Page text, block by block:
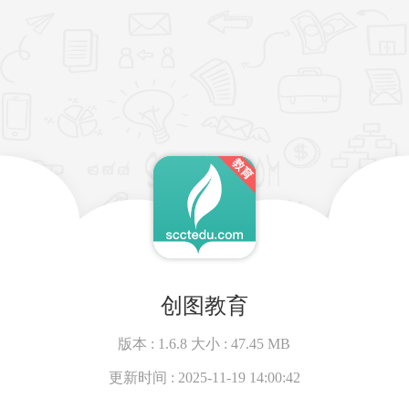
创图教育
版本 : 1.6.8 大小 :47.45 MB
更新时间 : 2025-11-19 14:00:42